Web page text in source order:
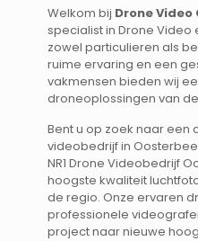
Welkom bij Drone
specialist in Drone Video
zowel particulieren als
ruime ervaring en een
vakmensen bieden wij
droneoplossingen van
Bent u op zoek naar
videobedrijf in
NR1 Drone Videobedrijf
hoogste kwaliteit
de regio. Onze ervaren
professionele
project naar nieuwe